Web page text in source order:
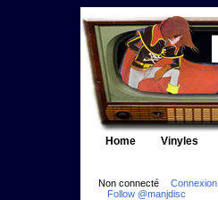
Home Vinyles
Non connecté
Connexion
Follow @manjdisc